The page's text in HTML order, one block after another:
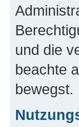
und die
beachte
bewegst.